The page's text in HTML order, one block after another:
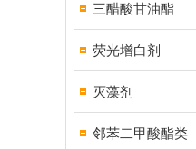
三醋酸甘油酯
荧光增白剂
灭藻剂
邻苯二甲酸酯类